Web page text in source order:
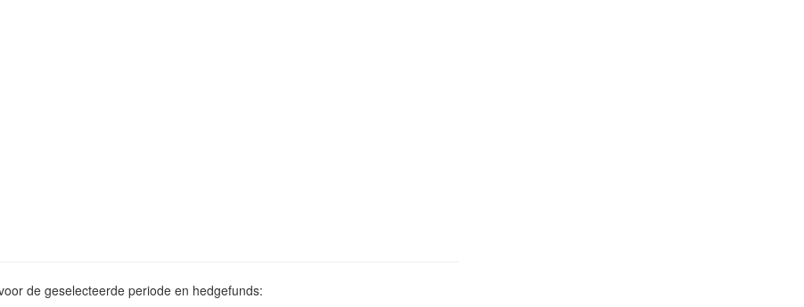
de geselecteerde periode en hedgefunds: